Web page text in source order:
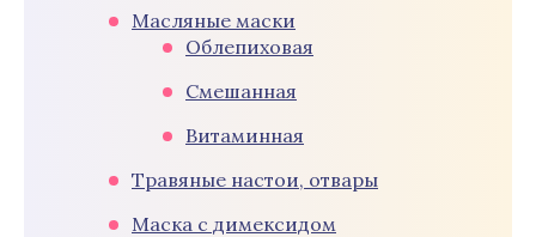
Масляные маски
Облепиховая
Смешанная
Витаминная
Травяные настои, отвары
Маска с димексидом